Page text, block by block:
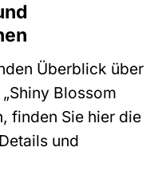
Überblick über
Blossom
finden Sie hier die
und